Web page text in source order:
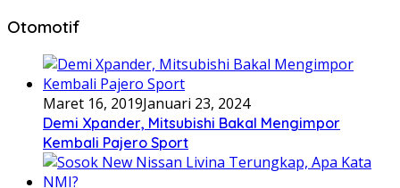
Otomotif
Maret 16, 2019Januari 23, 2024
Demi Xpander, Mitsubishi Bakal Mengimpor
Kembali Pajero Sport